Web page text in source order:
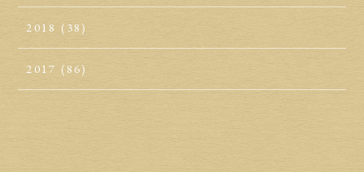
2018 (38)
2017 (86)